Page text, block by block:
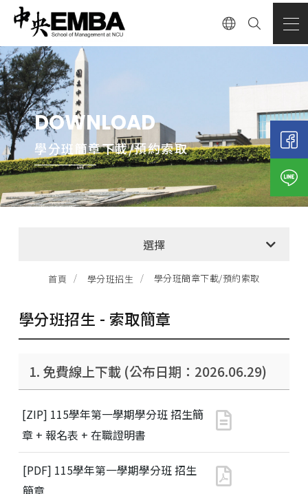
DOWNLOAD
學分班簡章下載/預約索取
選擇
學分班最新消息
學分班招生資訊與報名方式
學分班簡章下載/預約索取
首頁 學分班招生 學分班簡章下載/預約索取
學分班招生 - 索取簡章
1. 免費線上下載 (公布日期：2026.06.29)
[ZIP] 115學年第一學期學分班 招生簡
章 + 報名表 + 在職證明書
[PDF] 115學年第一學期學分班 招生